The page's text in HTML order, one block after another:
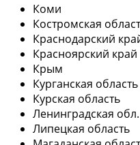
Коми
Костромская
Краснодарский
Красноярский край
Крым
Курганская область
Курская область
Ленинградская
Липецкая область